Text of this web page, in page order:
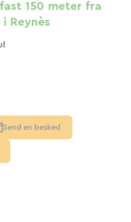
150 meter fra
Reynès
Send en besked